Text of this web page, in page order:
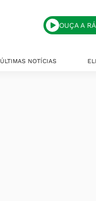
OUÇA A
ÚLTIMAS NOTÍCIAS